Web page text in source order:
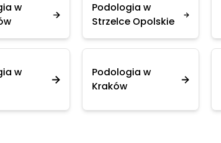
w
Podologia w
Strzelce Opolskie
w
Podologia w
Kraków